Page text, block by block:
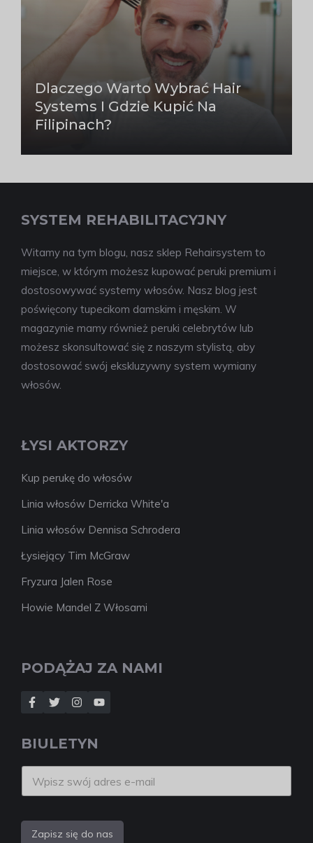
Dlaczego Warto Wybrać Hair
Systems I Gdzie Kupić Na
Filipinach?
SYSTEM REHABILITACYJNY
Witamy na tym blogu, nasz sklep Rehairsystem to
miejsce, w którym możesz kupować peruki premium i
dostosowywać systemy włosów. Nasz blog jest
poświęcony tupecikom damskim i męskim. W
magazynie mamy również peruki celebrytów lub
możesz skonsultować się z naszym stylistą, aby
dostosować swój ekskluzywny system wymiany
włosów.
ŁYSI AKTORZY
Kup perukę do włosów
Linia włosów Derricka White'a
Linia włosów Dennisa Schrodera
Łysiejący Tim McGraw
Fryzura Jalen Rose
Howie Mandel Z Włosami
PODĄŻAJ ZA NAMI
BIULETYN
Zapisz się do nas